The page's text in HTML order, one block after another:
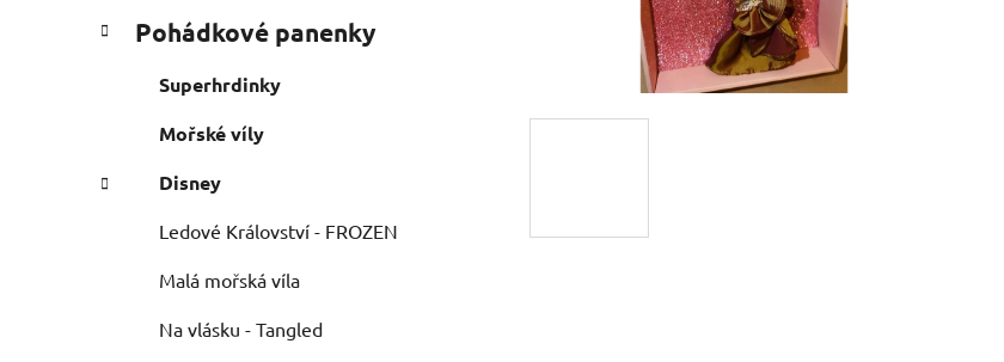
p Pohádkové panenky
Superhrdinky
Mořské víly
Disney
Ledové Království - FROZEN
Malá mořská víla
Na vlásku - Tangled